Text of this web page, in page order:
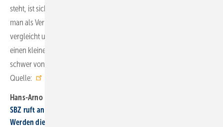
steht, ist sicher eine gewisse digitale Affinität vorhanden. Da kann
man als Verbundgruppe helfen, etwa indem man Software
vergleicht und Empfehlungen ausspricht. Doch wer seit 40 Jahren
einen kleinen Betrieb führt, der sich gut etabliert hat, wird wohl eher
schwer von der Notwendigkeit zu überzeugen sein. ■
Quelle:
Hans-Arno Kloep im Gespräch mit der SBZ:
SBZ ruft an – Folge 5: Wie wird das SHK-Jahr 2026?
Werden die Verkaufspreise für Wärmepumpen sinken?